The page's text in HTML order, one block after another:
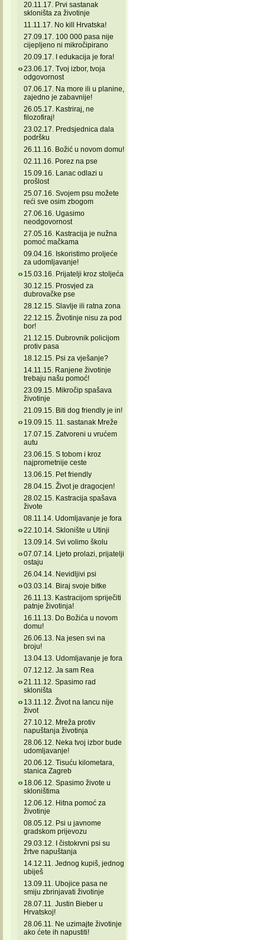
20.11.17. Prvi sastanak
skloništa za životinje
11.11.17. No kill Hrvatska!
27.09.17. 100 000 pasa nije
cijepljeno ni mikročipirano
20.09.17. I edukacija je fora!
23.06.17. Tvoj izbor, tvoja
odgovornost
07.06.17. Na more ili u planine,
zajedno je zabavnije!
26.05.17. Kastriraj, ne
filozofiraj!
23.02.17. Predsjednica dala
podršku
26.11.16. Božić u novom domu!
02.11.16. Porez na pse
15.09.16. Lanac odlazi u
prošlost
25.07.16. Svojem psu možete
reći sve osim zbogom
27.06.16. Ugasimo
neodgovornost
27.05.16. Kastracija je nužna
pomoć mačkama
09.04.16. Iskoristimo proljeće
za udomljavanje!
15.03.16. Prijatelji kroz stoljeća
30.12.15. Prosvjed za
dubrovačke pse
28.12.15. Slavlje ili ratna zona
22.12.15. Životinje nisu za pod
bor!
21.12.15. Dubrovnik policijom
protiv pasa
18.12.15. Psi za vješanje?
14.11.15. Ranjene životinje
trebaju našu pomoć!
23.09.15. Mikročip spašava
životinje
21.09.15. Biti dog friendly je in!
19.09.15. 11. sastanak Mreže
17.07.15. Zatvoreni u vrućem
autu
23.06.15. S tobom i kroz
najprometnije ceste
13.06.15. Pet friendly
28.04.15. Život je dragocjen!
28.02.15. Kastracija spašava
živote
08.11.14. Udomljavanje je fora
22.10.14. Sklonište u Utinji
13.09.14. Svi volimo školu
07.07.14. Ljeto prolazi, prijatelji
ostaju
26.04.14. Nevidljivi psi
03.03.14. Biraj svoje bitke
26.11.13. Kastracijom spriječiti
patnje životinja!
16.11.13. Do Božića u novom
domu!
26.06.13. Na jesen svi na
broju!
13.04.13. Udomljavanje je fora
07.12.12. Ja sam Rea
21.11.12. Spasimo rad
skloništa
13.11.12. Život na lancu nije
život
27.10.12. Mreža protiv
napuštanja životinja
28.06.12. Neka tvoj izbor bude
udomljavanje!
20.06.12. Tisuću kilometara,
stanica Zagreb
18.06.12. Spasimo živote u
skloništima
12.06.12. Hitna pomoć za
životinje
08.05.12. Psi u javnome
gradskom prijevozu
29.03.12. I čistokrvni psi su
žrtve napuštanja
14.12.11. Jednog kupiš, jednog
ubiješ
13.09.11. Ubojice pasa ne
smiju zbrinjavati životinje
28.07.11. Justin Bieber u
Hrvatskoj!
28.06.11. Ne uzimajte životinje
ako ćete ih napustiti!